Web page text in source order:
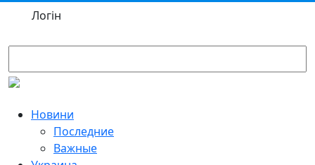
Логін
Новини
Последние
Важные